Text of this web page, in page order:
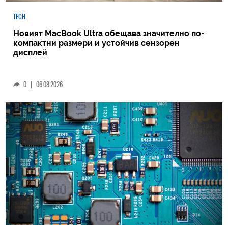
TECH
Новият MacBook Ultra обещава значително по-
компактни размери и устойчив сензорен
дисплей
0 | 06.08.2026